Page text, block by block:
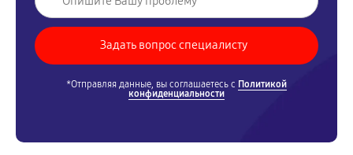
*Отправляя данные, вы соглашаетесь с Политикой
конфиденциальности